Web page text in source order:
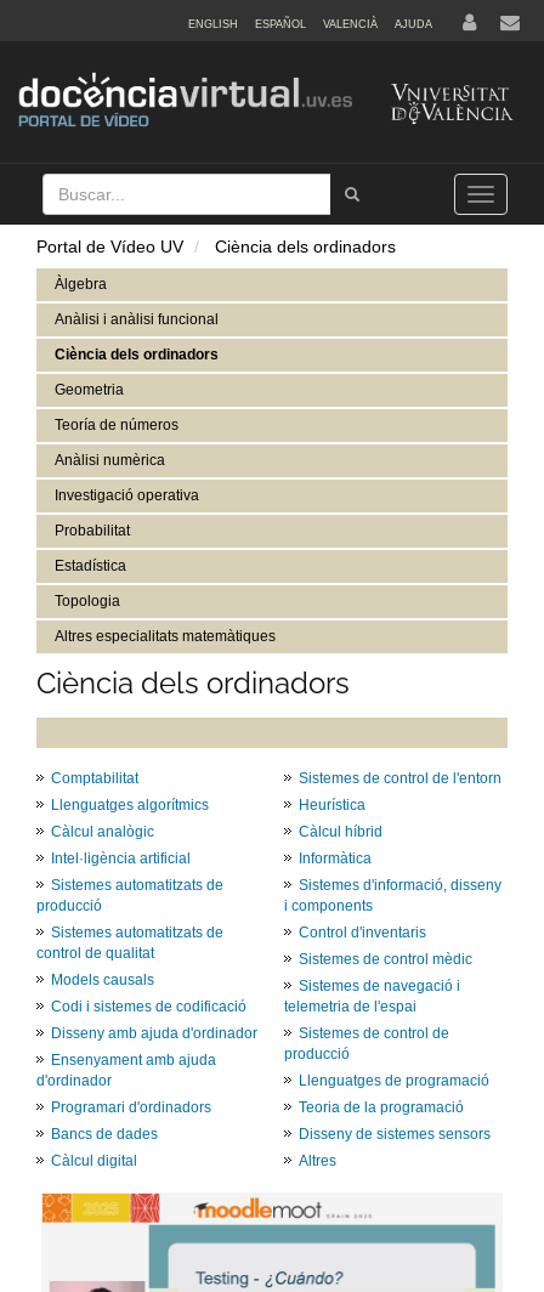
ENGLISH ESPAÑOL VALENCIÀ AJUDA
Buscar
Tramet
Toggle
navigation
Portal de Vídeo UV Ciència dels ordinadors
Àlgebra
Anàlisi i anàlisi funcional
Ciència dels ordinadors
Geometria
Teoría de números
Anàlisi numèrica
Investigació operativa
Probabilitat
Estadística
Topologia
Altres especialitats matemàtiques
Ciència dels ordinadors
Comptabilitat
Llenguatges algorítmics
Càlcul analògic
Intel·ligència artificial
Sistemes automatitzats de
producció
Sistemes automatitzats de
control de qualitat
Models causals
Codi i sistemes de codificació
Disseny amb ajuda d'ordinador
Ensenyament amb ajuda
d'ordinador
Programari d'ordinadors
Bancs de dades
Càlcul digital
Sistemes de control de l'entorn
Heurística
Càlcul híbrid
Informàtica
Sistemes d'informació, disseny
i components
Control d'inventaris
Sistemes de control mèdic
Sistemes de navegació i
telemetria de l'espai
Sistemes de control de
producció
Llenguatges de programació
Teoria de la programació
Disseny de sistemes sensors
Altres